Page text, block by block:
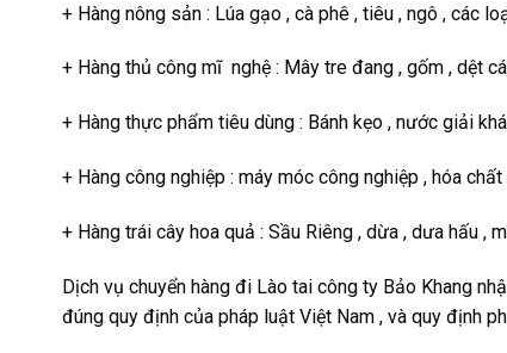
+ Hàng nông sản : Lúa gạo , cà phê , tiêu , ngô , các
+ Hàng thủ công mĩ nghệ : Mây tre đang , gốm , dệt
+ Hàng thực phẩm tiêu dùng : Bánh kẹo , nước giải
+ Hàng công nghiệp : máy móc công nghiệp , hóa chất
+ Hàng trái cây hoa quả : Sầu Riêng , dừa , dưa hấu ,
Dịch vụ chuyển hàng đi Lào tai công ty Bảo Khang
đúng quy định của pháp luật Việt Nam , và quy định